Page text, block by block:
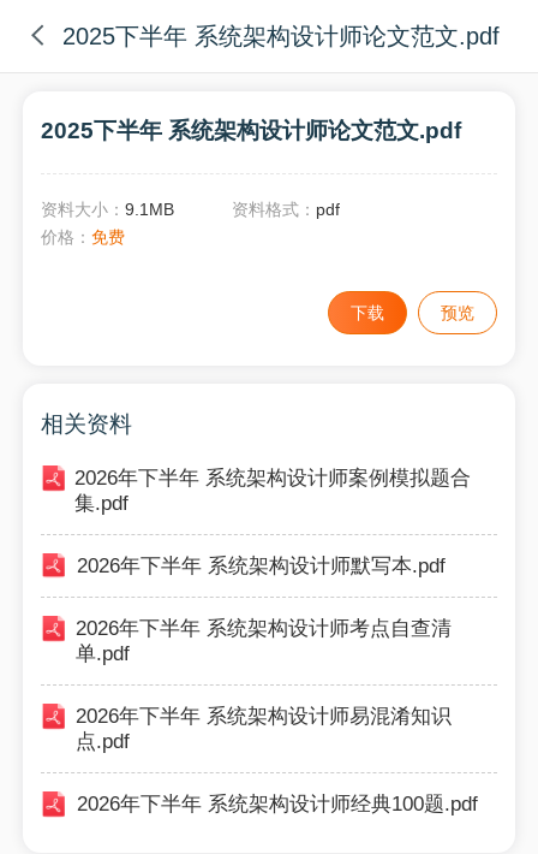
2025下半年 系统架构设计师论文范文.pdf
2025下半年 系统架构设计师论文范文.pdf
资料大小：9.1MB 资料格式： pdf
价格：免费
下载 预览
相关资料
2026年下半年 系统架构设计师案例模拟题合
集.pdf
2026年下半年 系统架构设计师默写本.pdf
2026年下半年 系统架构设计师考点自查清
单.pdf
2026年下半年 系统架构设计师易混淆知识
点.pdf
2026年下半年 系统架构设计师经典100题.pdf